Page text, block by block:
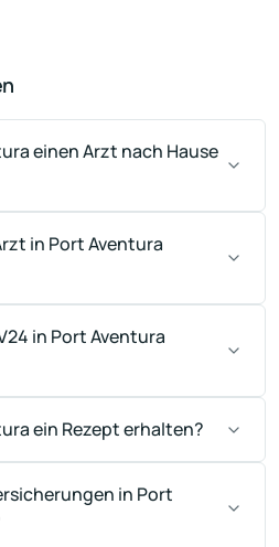
einen Arzt nach Hause
in Port Aventura
in Port Aventura
ein Rezept erhalten?
in Port